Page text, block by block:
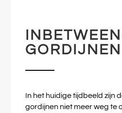
GORDIJNEN
In het huidige tijdbeeld zijn
gordijnen niet meer weg te